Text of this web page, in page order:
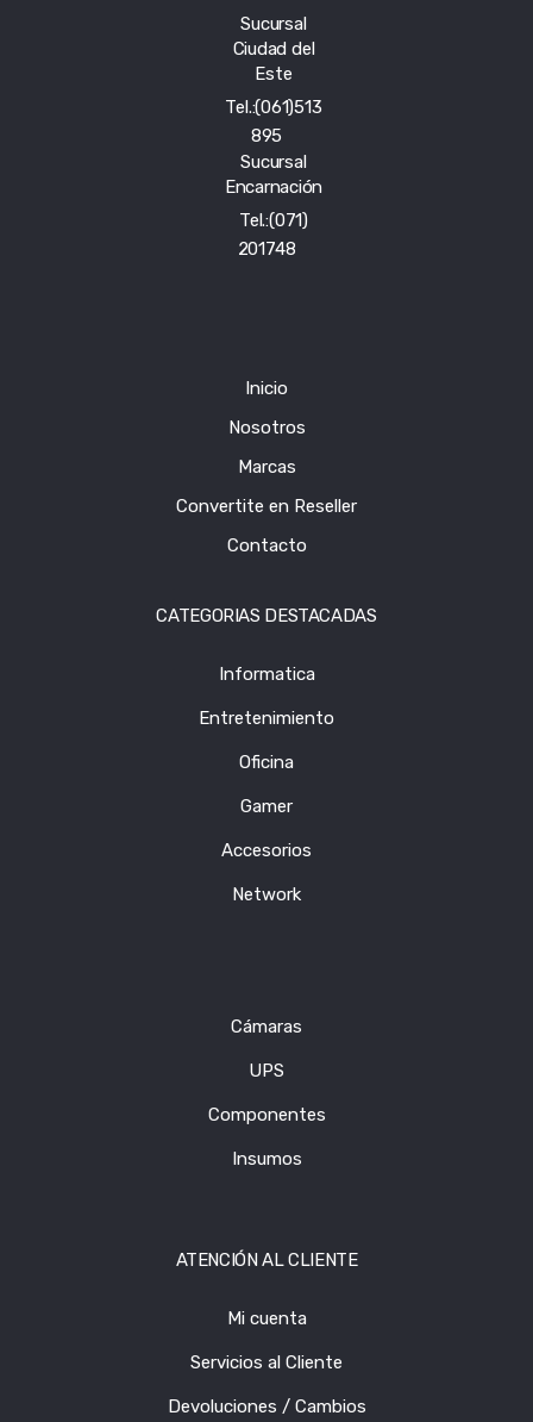
Sucursal
Ciudad del
Este
Tel.:(061)513
895
Sucursal
Encarnación
Tel.:(071)
201748
Inicio
Nosotros
Marcas
Convertite en Reseller
Contacto
CATEGORIAS DESTACADAS
Informatica
Entretenimiento
Oficina
Gamer
Accesorios
Network
Cámaras
UPS
Componentes
Insumos
ATENCIÓN AL CLIENTE
Mi cuenta
Servicios al Cliente
Devoluciones / Cambios